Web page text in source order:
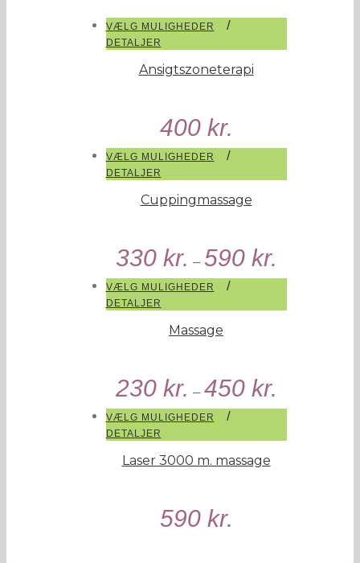
VÆLG MULIGHEDER /
DETALJER
Ansigtszoneterapi
400 kr.
VÆLG MULIGHEDER /
DETALJER
Cuppingmassage
330 kr. – 590 kr.
VÆLG MULIGHEDER /
DETALJER
Massage
230 kr. – 450 kr.
VÆLG MULIGHEDER /
DETALJER
Laser 3000 m. massage
590 kr.